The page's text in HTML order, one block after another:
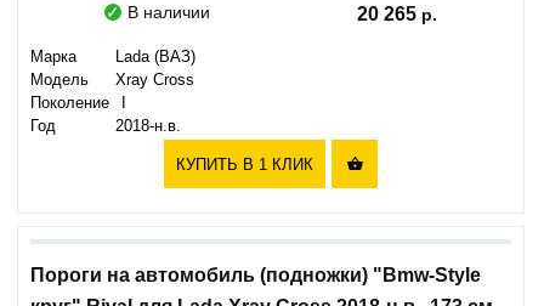
В наличии 20 265
Марка
Lada (ВАЗ)
Модель
Xray Cross
Поколение
Год
2018-н.в.
КУПИТЬ В 1 КЛИК 
Пороги на автомобиль (подножки) "Bmw-Style